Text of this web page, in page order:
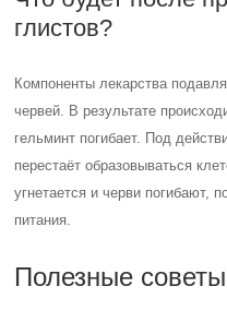
глистов?
Компоненты лекарства
червей. В результате
гельминт погибает. Под
перестаёт образовываться
угнетается и черви погибают,
питания.
Полезные советы